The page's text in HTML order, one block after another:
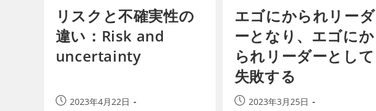
リスクと不確実性の
違い：Risk and
uncertainty
2023年4月22日
エゴにかられリーダ
ーとなり、エゴにか
られリーダーとして
失敗する
2023年3月25日